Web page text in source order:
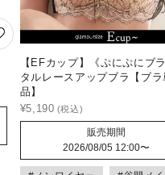
【EFカップ】《ぷにぷにブ
タルレースアップブラ【ブラ
品】
¥5,190
販売期間
2026/08/05 12:00〜